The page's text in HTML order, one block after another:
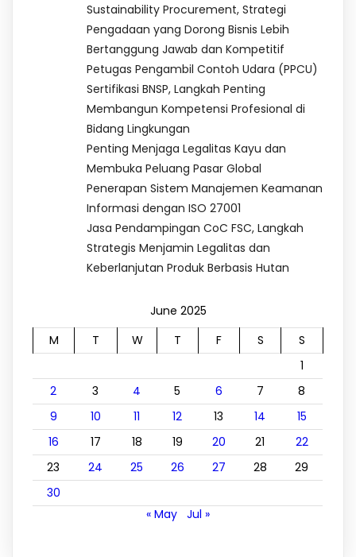
Sustainability Procurement, Strategi
Pengadaan yang Dorong Bisnis Lebih
Bertanggung Jawab dan Kompetitif
Petugas Pengambil Contoh Udara (PPCU)
Sertifikasi BNSP, Langkah Penting
Membangun Kompetensi Profesional di
Bidang Lingkungan
Penting Menjaga Legalitas Kayu dan
Membuka Peluang Pasar Global
Penerapan Sistem Manajemen Keamanan
Informasi dengan ISO 27001
Jasa Pendampingan CoC FSC, Langkah
Strategis Menjamin Legalitas dan
Keberlanjutan Produk Berbasis Hutan
June 2025
M
T W T F S
S
1
2
3 4 5 6 7
8
9
10 11 12 13 14
15
16
17 18 19 20 21
22
23
24 25 26 27 28
29
30
« May Jul »